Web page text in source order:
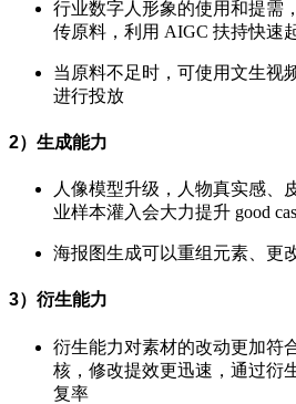
行业数字人形象的使用和提需
传原料，利用 AIGC 扶持快速
当原料不足时，可使用文生视
进行投放
2）生成能力
人像模型升级，人物真实感、
业样本灌入会大力提升 good
海报图生成可以重组元素、更
3）衍生能力
衍生能力对素材的改动更加符
核，修改提效更迅速， 通过衍
复率